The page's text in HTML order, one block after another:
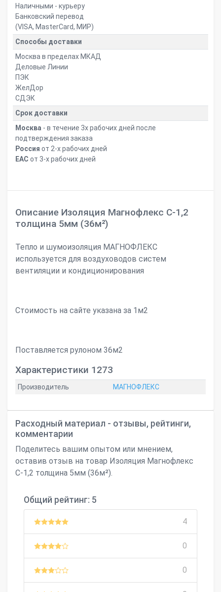
Наличными - курьеру
Банковский перевод
(VISA, MasterCard, МИР)
Способы доставки
Москва в пределах МКАД
Деловые Линии
ПЭК
ЖелДор
СДЭК
Срок доставки
Москва - в течение 3х рабочих дней после
подтверждения заказа
Россия от 2-х рабочих дней
ЕАС от 3-х рабочих дней
Описание Изоляция Магнофлекс С-1,2
толщина 5мм (36м²)
Тепло и шумоизоляция МАГНОФЛЕКС
используется для воздуховодов систем
вентиляции и кондиционирования
Стоимость на сайте указана за 1м2
Поставляется рулоном 36м2
Характеристики 1273
Производитель МАГНОФЛЕКС
Расходный материал - отзывы, рейтинги,
комментарии
Поделитесь вашим опытом или мнением,
оставив отзыв на товар Изоляция Магнофлекс
С-1,2 толщина 5мм (36м²).
Общий рейтинг: 5
4
0
0